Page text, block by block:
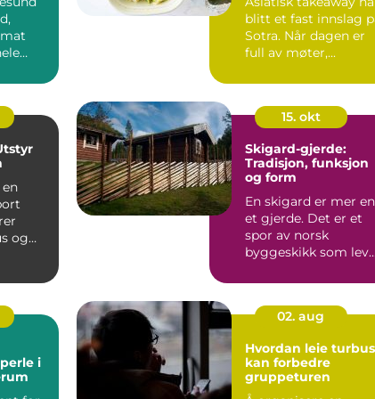
blitt et fast innslag
Sotra. Når dagen er
full av møter,...
og
15. okt
Skigard-gjerde:
Tradisjon, funksjon
og form
En skigard er mer
et gjerde. Det er et
spor av norsk
byggeskikk som lever
e...
i
02. aug
Hvordan leie
kan forbedre
gruppeturen